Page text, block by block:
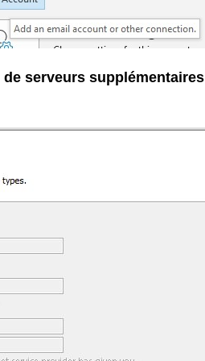
serveurs supplémentaires